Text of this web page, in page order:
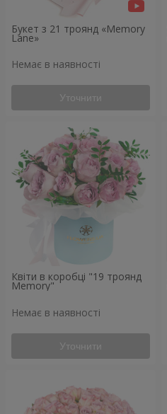
Букет з 21 троянд «Memory
Lane»
Немає в наявності
Уточнити
Квіти в коробці "19 троянд
Memory"
Немає в наявності
Уточнити